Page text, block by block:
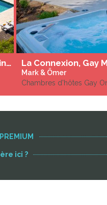
Mas Canto Perdrix, entre Saint Rémy de Provence et Arles, domaine dans le parc régional des Alpilles
Mark & Ömer
Chambres d'hôtes Gay
ici ?